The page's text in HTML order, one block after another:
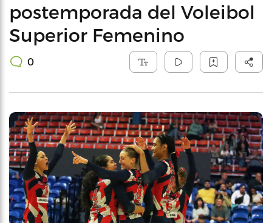
postemporada del Voleibol
Superior Femenino
0